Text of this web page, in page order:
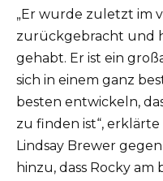
„Er wurde zuletzt im
zurückgebracht und
gehabt. Er ist ein
sich in einem ganz
besten entwickeln,
zu finden ist“,
Lindsay Brewer
hinzu, dass Rocky